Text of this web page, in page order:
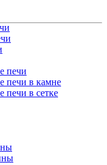
печи
печи в камне
печи в сетке